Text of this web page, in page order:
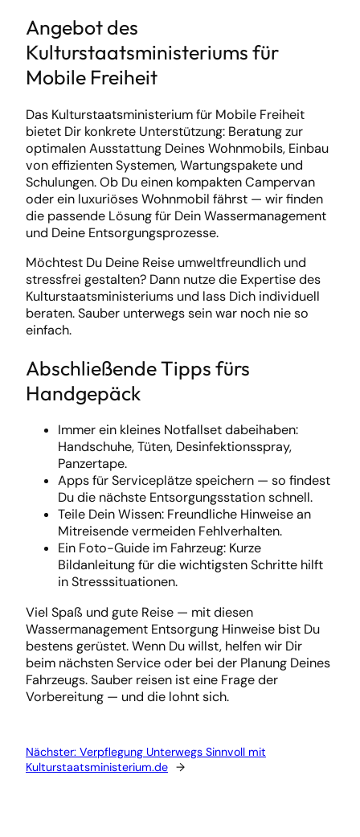
Angebot des
Kulturstaatsministeriums für
Mobile Freiheit
Das Kulturstaatsministerium für Mobile Freiheit
bietet Dir konkrete Unterstützung: Beratung zur
optimalen Ausstattung Deines Wohnmobils, Einbau
von effizienten Systemen, Wartungspakete und
Schulungen. Ob Du einen kompakten Campervan
oder ein luxuriöses Wohnmobil fährst — wir finden
die passende Lösung für Dein Wassermanagement
und Deine Entsorgungsprozesse.
Möchtest Du Deine Reise umweltfreundlich und
stressfrei gestalten? Dann nutze die Expertise des
Kulturstaatsministeriums und lass Dich individuell
beraten. Sauber unterwegs sein war noch nie so
einfach.
Abschließende Tipps fürs
Handgepäck
Immer ein kleines Notfallset dabeihaben:
Handschuhe, Tüten, Desinfektionsspray,
Panzertape.
Apps für Serviceplätze speichern — so findest
Du die nächste Entsorgungsstation schnell.
Teile Dein Wissen: Freundliche Hinweise an
Mitreisende vermeiden Fehlverhalten.
Ein Foto-Guide im Fahrzeug: Kurze
Bildanleitung für die wichtigsten Schritte hilft
in Stresssituationen.
Viel Spaß und gute Reise — mit diesen
Wassermanagement Entsorgung Hinweise bist Du
bestens gerüstet. Wenn Du willst, helfen wir Dir
beim nächsten Service oder bei der Planung Deines
Fahrzeugs. Sauber reisen ist eine Frage der
Vorbereitung — und die lohnt sich.
Nächster: Verpflegung Unterwegs Sinnvoll mit
Kulturstaatsministerium.de →